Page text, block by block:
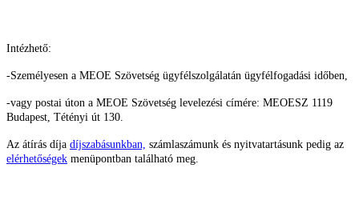
Intézhető:
-Személyesen a MEOE Szövetség ügyfélszolgálatán ügyfélfogadási időben,
-vagy postai úton a MEOE Szövetség levelezési címére: MEOESZ 1119
Budapest, Tétényi út 130.
Az átírás díja díjszabásunkban, számlaszámunk és nyitvatartásunk pedig az
elérhetőségek menüpontban található meg.